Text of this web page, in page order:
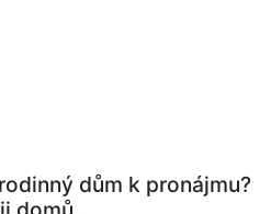
dům k pronájmu?